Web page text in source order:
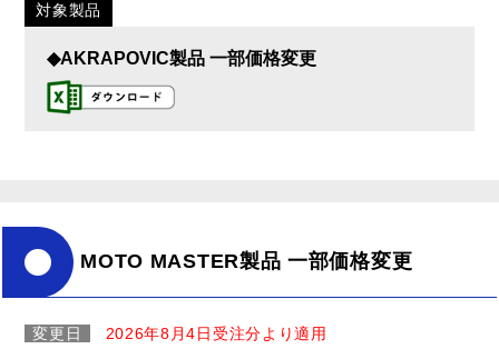
対象製品
◆AKRAPOVIC製品 一部価格変更
MOTO MASTER製品 一部価格変更
変更日 2026年8月4日受注分より適用